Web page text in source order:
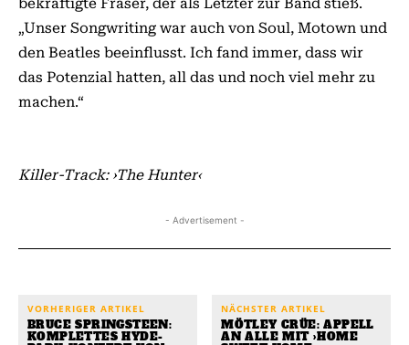
„Unser Songwriting war auch von Soul, Motown und
den Beatles beeinflusst. Ich fand immer, dass wir
das Potenzial hatten, all das und noch viel mehr zu
machen.“
Killer-Track: ›The Hunter‹
- Advertisement -
VORHERIGER ARTIKEL
BRUCE SPRINGSTEEN:
KOMPLETTES HYDE-
NÄCHSTER ARTIKEL
MÖTLEY CRÜE: APPELL
AN ALLE MIT ›HOME